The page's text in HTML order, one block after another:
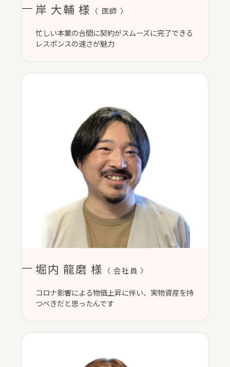
岸 大輔 様 〈 医師 〉
忙しい本業の合間に契約がスムーズに完了できる
レスポンスの速さが魅力
堀内 龍磨 様 〈 会社員 〉
コロナ影響による物価上昇に伴い、実物資産を持
つべきだと思ったんです